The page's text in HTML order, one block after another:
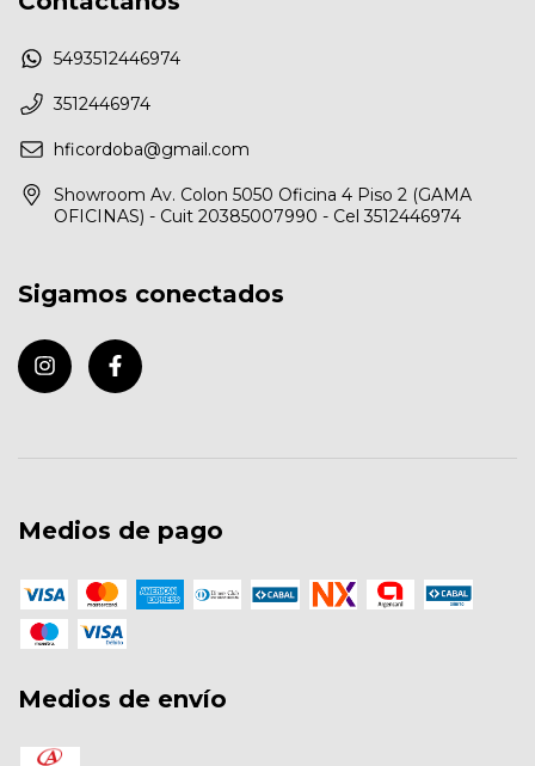
5493512446974
3512446974
hficordoba@gmail.com
Showroom Av. Colon 5050 Oficina 4 Piso 2 (GAMA
OFICINAS) - Cuit 20385007990 - Cel 3512446974
Sigamos conectados
Medios de pago
Medios de envío